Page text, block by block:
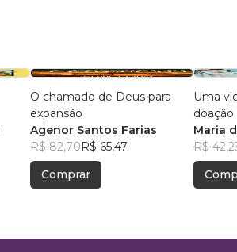
O chamado de Deus para
expansão
Agenor Santos Farias
R$ 82,70R$ 65,47
Comprar
Uma
Maria
R$